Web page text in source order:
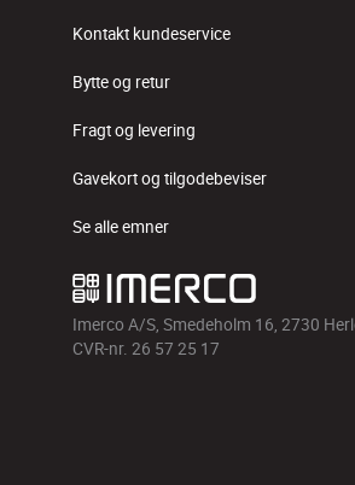
Kontakt kundeservice
Bytte og retur
Fragt og levering
Gavekort og tilgodebeviser
Se alle emner
Imerco A/S, Smedeholm 16, 2730
CVR-nr. 26 57 25 17